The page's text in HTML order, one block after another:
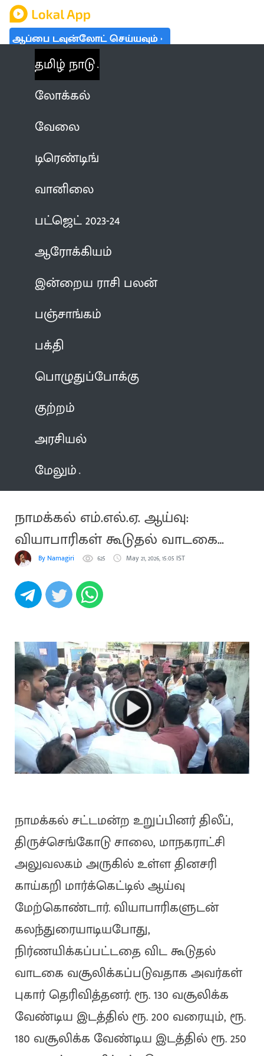
ஆப்பை டவுன்லோட் செய்யவும்
தமிழ் நாடு
லோக்கல்
வேலை
டிரெண்டிங்
வானிலை
பட்ஜெட் 2023-24
ஆரோக்கியம்
இன்றைய ராசி பலன்
பஞ்சாங்கம்
பக்தி
பொழுதுப்போக்கு
குற்றம்
அரசியல்
மேலும்
நாமக்கல் எம்.எல்.ஏ. ஆய்வு:
வியாபாரிகள் கூடுதல் வாடகை
புகார்By Namagiri 625 May 21, 2026, 15:05 IST
நாமக்கல் சட்டமன்ற உறுப்பினர் திலீப்,
திருச்செங்கோடு சாலை, மாநகராட்சி
அலுவலகம் அருகில் உள்ள தினசரி
காய்கறி மார்க்கெட்டில் ஆய்வு
மேற்கொண்டார். வியாபாரிகளுடன்
கலந்துரையாடியபோது,
நிர்ணயிக்கப்பட்டதை விட கூடுதல்
வாடகை வசூலிக்கப்படுவதாக அவர்கள்
புகார் தெரிவித்தனர். ரூ. 130 வசூலிக்க
வேண்டிய இடத்தில் ரூ. 200 வரையும், ரூ.
180 வசூலிக்க வேண்டிய இடத்தில் ரூ. 250